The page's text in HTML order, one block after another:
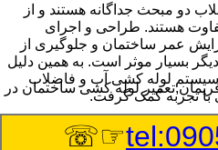
دو مبحث جداگانه هستند و از
هستند. طراحی و اجرای
عمر ساختمان و جلوگیری از
بسیار موثر است. به همین دلیل
سیستم لوله کشی آب و فاضلاب
با تجربه کمک گرفت.
:
لوله کشی ساختمان در
☞☏